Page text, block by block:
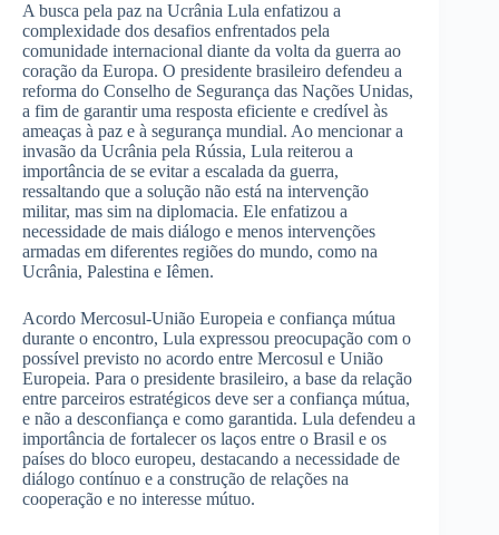
A busca pela paz na Ucrânia Lula enfatizou a
complexidade dos desafios enfrentados pela
comunidade internacional diante da volta da guerra ao
coração da Europa. O presidente brasileiro defendeu a
reforma do Conselho de Segurança das Nações Unidas,
a fim de garantir uma resposta eficiente e credível às
ameaças à paz e à segurança mundial. Ao mencionar a
invasão da Ucrânia pela Rússia, Lula reiterou a
importância de se evitar a escalada da guerra,
ressaltando que a solução não está na intervenção
militar, mas sim na diplomacia. Ele enfatizou a
necessidade de mais diálogo e menos intervenções
armadas em diferentes regiões do mundo, como na
Ucrânia, Palestina e Iêmen.
Acordo Mercosul-União Europeia e confiança mútua
durante o encontro, Lula expressou preocupação com o
possível previsto no acordo entre Mercosul e União
Europeia. Para o presidente brasileiro, a base da relação
entre parceiros estratégicos deve ser a confiança mútua,
e não a desconfiança e como garantida. Lula defendeu a
importância de fortalecer os laços entre o Brasil e os
países do bloco europeu, destacando a necessidade de
diálogo contínuo e a construção de relações na
cooperação e no interesse mútuo.